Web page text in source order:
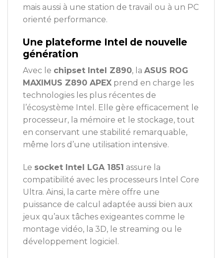
mais aussi à une station de travail ou à un PC
orienté performance.
Une plateforme Intel de nouvelle
génération
Avec le chipset Intel Z890, la ASUS ROG
MAXIMUS Z890 APEX prend en charge les
technologies les plus récentes de
l’écosystème Intel. Elle gère efficacement le
processeur, la mémoire et le stockage, tout
en conservant une stabilité remarquable,
même lors d’une utilisation intensive.
Le socket Intel LGA 1851 assure la
compatibilité avec les processeurs Intel Core
Ultra. Ainsi, la carte mère offre une
puissance de calcul adaptée aussi bien aux
jeux qu’aux tâches exigeantes comme le
montage vidéo, la 3D, le streaming ou le
développement logiciel.